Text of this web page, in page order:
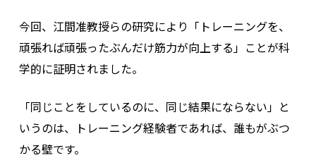
今回、江間准教授らの研究により「トレーニングを、
頑張れば頑張ったぶんだけ筋力が向上する」ことが科
学的に証明されました。
「同じことをしているのに、同じ結果にならない」と
いうのは、トレーニング経験者であれば、誰もがぶつ
かる壁です。